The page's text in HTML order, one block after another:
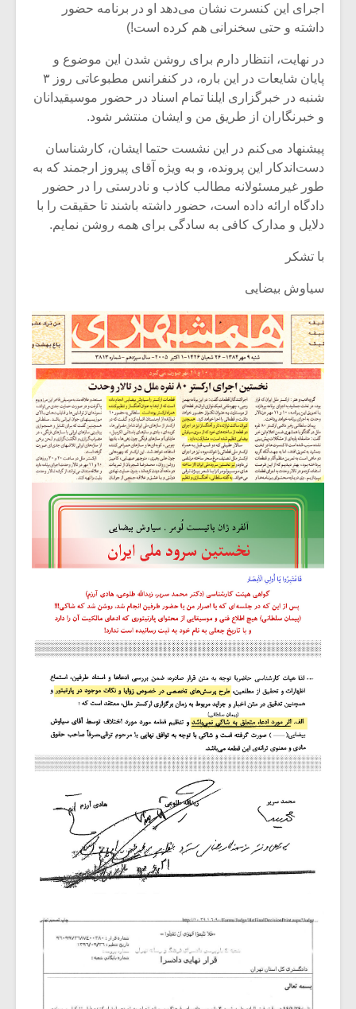
اجرای این کنسرت نشان می‌دهد او در برنامه حضور
داشته و حتی سخنرانی هم کرده است!)
در نهایت، انتظار دارم برای روشن شدن این موضوع و
پایان شایعات در این باره، در کنفرانس مطبوعاتی روز ۳
شنبه در خبرگزاری ایلنا تمام اسناد در حضور موسیقیدانان
و خبرنگاران از طریق من و ایشان منتشر شود.
پیشنهاد می‌کنم در این نشست حتما ایشان، کارشناسان
دست‌اندکار این پرونده، و به ویژه آقای پیروز ارجمند که به
طور غیرمسئولانه مطالب کاذب و نادرستی را در حضور
دادگاه ارائه داده است، حضور داشته باشند تا حقیقت را با
دلایل و مدارک کافی به سادگی برای همه روشن نمایم.
با تشکر
سیاوش بیضایی